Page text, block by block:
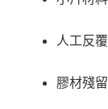
人工反
膠材殘